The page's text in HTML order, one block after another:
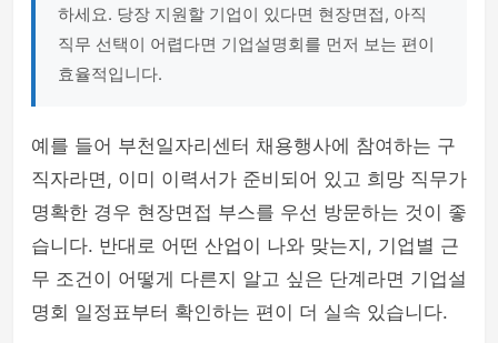
하세요. 당장 지원할 기업이 있다면 현장면접, 아직
직무 선택이 어렵다면 기업설명회를 먼저 보는 편이
효율적입니다.
예를 들어 부천일자리센터 채용행사에 참여하는 구
직자라면, 이미 이력서가 준비되어 있고 희망 직무가
명확한 경우 현장면접 부스를 우선 방문하는 것이 좋
습니다. 반대로 어떤 산업이 나와 맞는지, 기업별 근
무 조건이 어떻게 다른지 알고 싶은 단계라면 기업설
명회 일정표부터 확인하는 편이 더 실속 있습니다.